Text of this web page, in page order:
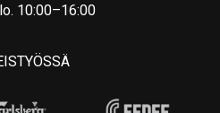
10:00–16:00